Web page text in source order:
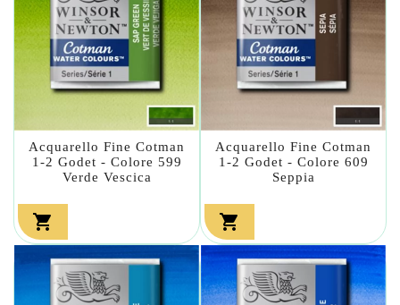
Acquarello Fine Cotman
1-2 Godet - Colore 599
Verde Vescica

Acquarello Fine Cotman
1-2 Godet - Colore 609
Seppia
